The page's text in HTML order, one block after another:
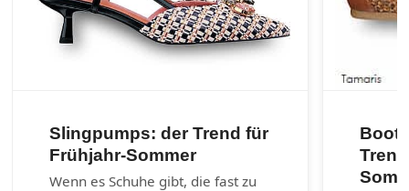
Slingpumps: der Trend für
Frühjahr-Sommer
Wenn es Schuhe gibt, die fast zu